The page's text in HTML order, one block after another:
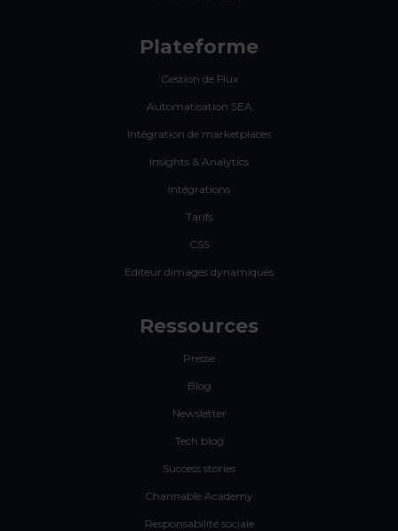
Plateforme
Gestion de Flux
Automatisation SEA
Intégration de marketplaces
Insights & Analytics
Intégrations
Tarifs
CSS
Editeur dimages dynamiques
Ressources
Presse
Blog
Newsletter
Tech blog
Success stories
Channable Academy
Responsabilité sociale